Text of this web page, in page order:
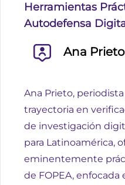
Herramientas
Autodefensa
Ana Prieto
Ana Prieto,
trayectoria en
de investigación
para Latinoamérica,
eminentemente
de FOPEA, enfocada